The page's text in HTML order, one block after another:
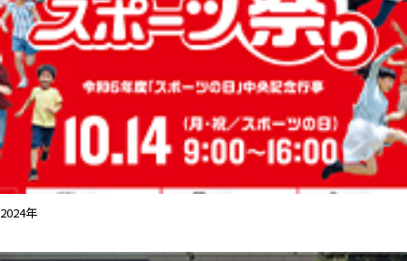
2024年